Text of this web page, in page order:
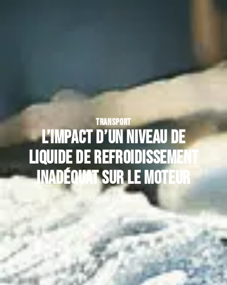
TRANSPORT
L’impact d’un niveau de
liquide de refroidissement
inadéquat sur le moteur
13 juillet 2025